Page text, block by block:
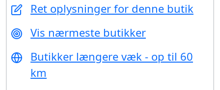
Ret oplysninger for denne butik
Vis nærmeste butikker
Butikker længere væk - op til 60
km